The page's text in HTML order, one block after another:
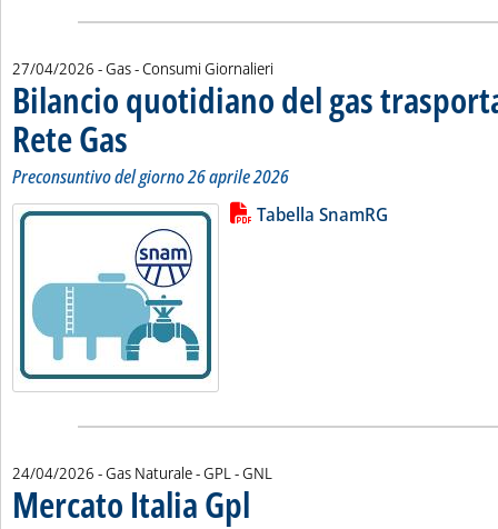
27/04/2026 - Gas - Consumi Giornalieri
Bilancio quotidiano del gas
Rete Gas . Sottotitolo: Preconsuntivo del giorno 26 aprile 2026
. Pubblicata lunedì 27 aprile 2026 alle 11.26.
Preconsuntivo del giorno 26 aprile 2026
Leggi tutta la notizia: 'Bilancio
Lista allegati PDF alla notiziaTabella SnamRG
24/04/2026 - Gas Naturale - GPL - GNL
Mercato Italia Gpl